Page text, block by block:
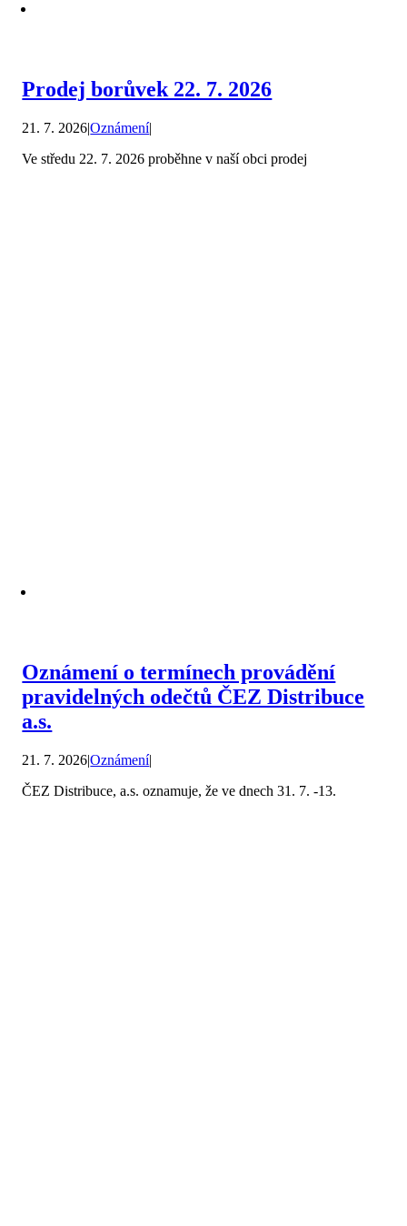
Prodej borůvek 22. 7. 2026
21. 7. 2026|Oznámení|
Ve středu 22. 7. 2026 proběhne v naší obci prodej
Oznámení o termínech provádění
pravidelných odečtů ČEZ Distribuce
a.s.
21. 7. 2026|Oznámení|
ČEZ Distribuce, a.s. oznamuje, že ve dnech 31. 7. -13.